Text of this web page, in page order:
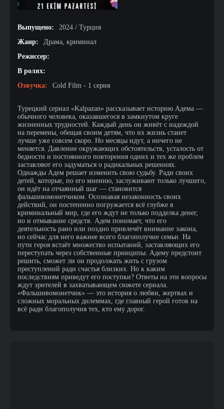
Выпущено:
2024 / Турция
Жанр:
Драма, криминал
Режиссер:
В ролях:
Озвучка:
Cold Film - 1 серия
Турецкий сериал «Kalpazan» рассказывает историю Адема —
обычного человека, оказавшегося в замкнутом круге
жизненных трудностей. Каждый день он живёт с надеждой
на перемены, обещая своим детям, что их жизнь станет
лучше уже совсем скоро. Но месяцы идут, а ничего не
меняется. Давление окружающих обстоятельств, усталость от
бедности и постоянного повторения одних и тех же проблем
заставляют его задуматься о радикальных решениях.
Однажды Адем решает изменить свою судьбу. Ради своих
детей, которые, по его мнению, заслуживают только лучшего,
он идёт на отчаянный шаг — становится
фальшивомонетчиком. Осознавая незаконность своих
действий, он постепенно погружается всё глубже в
криминальный мир, где его ждут не только подделка денег,
но и отмывание средств. Адем понимает, что его
деятельность рано или поздно привлечёт внимание закона,
но сейчас для него важнее всего благополучие семьи. На
пути героя встаёт множество испытаний, заставляющих его
переступать через собственные принципы. Адему предстоит
решить, сможет ли он продолжать жить с грузом
преступлений ради счастья близких. Но к каким
последствиям приведут его поступки? Ответы на эти вопросы
ждут зрителей в захватывающем сюжете сериала.
«Фальшивомонетчик» — это история о любви, жертвах и
сложных моральных дилеммах, где главный герой готов на
всё ради благополучия тех, кто ему дорог.